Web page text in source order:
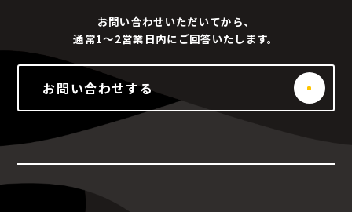
お問い合わせいただいてから、
通常1～2営業日内にご回答いたします。
お問い合わせする